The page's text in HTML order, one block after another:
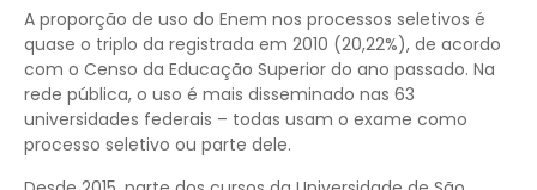
A proporção de uso do Enem nos processos seletivos é
quase o triplo da registrada em 2010 (20,22%), de acordo
com o Censo da Educação Superior do ano passado. Na
rede pública, o uso é mais disseminado nas 63
universidades federais – todas usam o exame como
processo seletivo ou parte dele.